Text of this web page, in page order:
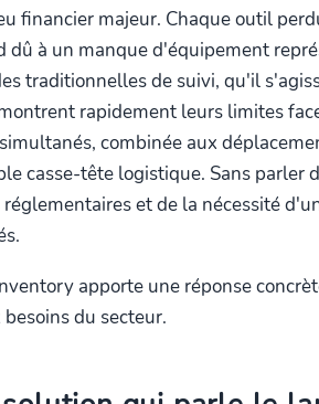
financier majeur. Chaque outil
dû à un manque d'équipement
traditionnelles de suivi, qu'il
rapidement leurs limites
combinée aux
casse-tête logistique. Sans parler
et de la nécessité
apporte une réponse
du secteur.